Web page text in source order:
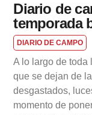
Diario de
temporada
DIARIO DE CAMPO
A lo largo de toda
que se dejan de
desgastados,
momento de